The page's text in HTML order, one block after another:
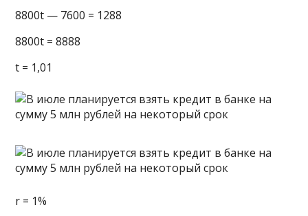
8800t — 7600 = 1288
8800t = 8888
t = 1,01
r = 1%